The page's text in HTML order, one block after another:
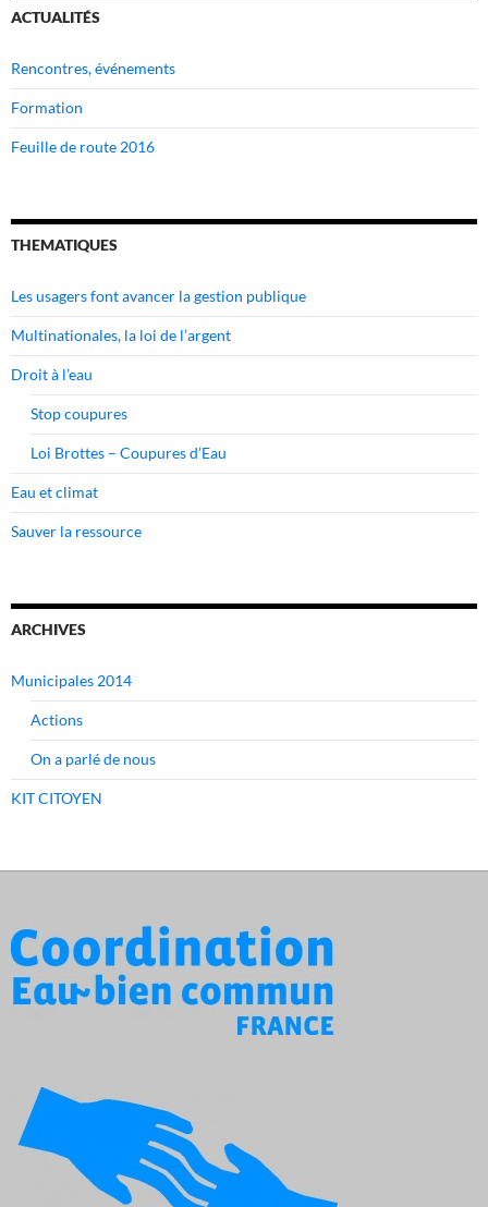
ACTUALITÉS
Rencontres, événements
Formation
Feuille de route 2016
THEMATIQUES
Les usagers font avancer la gestion publique
Multinationales, la loi de l’argent
Droit à l’eau
Stop coupures
Loi Brottes – Coupures d’Eau
Eau et climat
Sauver la ressource
ARCHIVES
Municipales 2014
Actions
On a parlé de nous
KIT CITOYEN